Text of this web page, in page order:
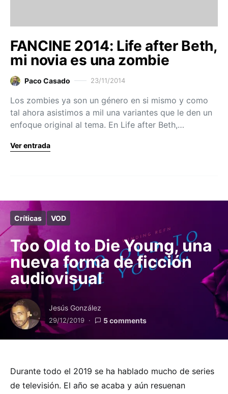
FANCINE 2014: Life after Beth,
mi novia es una zombie
Paco Casado 23/11/2014
Los zombies ya son un género en si mismo y como
tal ahora asistimos a mil una variantes que le den un
enfoque original al tema. En Life after Beth,…
Ver entrada
Críticas VOD
Too Old to Die Young, una
nueva forma de ficción
audiovisual
Jesús González
29/12/2019 5 comments
Durante todo el 2019 se ha hablado mucho de series
de televisión. El año se acaba y aún resuenan